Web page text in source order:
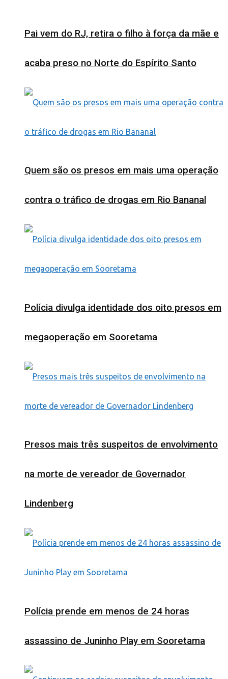
Pai vem do RJ, retira o filho à força da mãe e
acaba preso no Norte do Espírito Santo
Quem são os presos em mais uma operação
contra o tráfico de drogas em Rio Bananal
Polícia divulga identidade dos oito presos em
megaoperação em Sooretama
Presos mais três suspeitos de envolvimento
na morte de vereador de Governador
Lindenberg
Polícia prende em menos de 24 horas
assassino de Juninho Play em Sooretama